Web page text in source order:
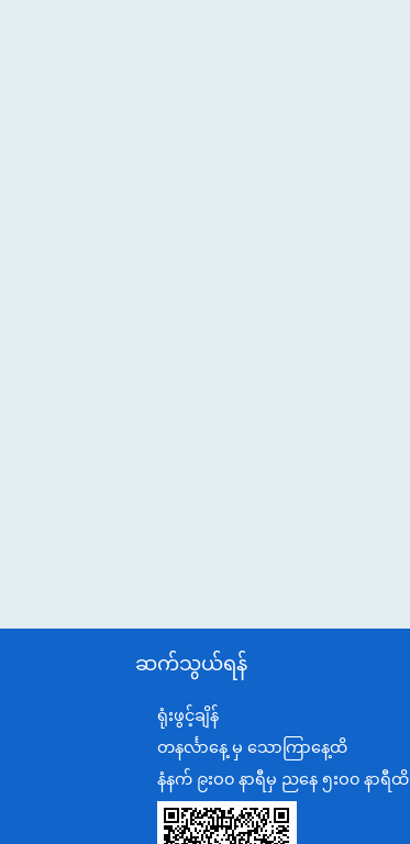
ဆက်သွယ်ရန်
ရုံးဖွင့်ချိန်
တနင်္လာနေ့ မှ သောကြာနေ့ထိ
နံနက် ၉းဝ၀ နာရီမှ ညနေ ၅းဝ၀ နာရီထိ